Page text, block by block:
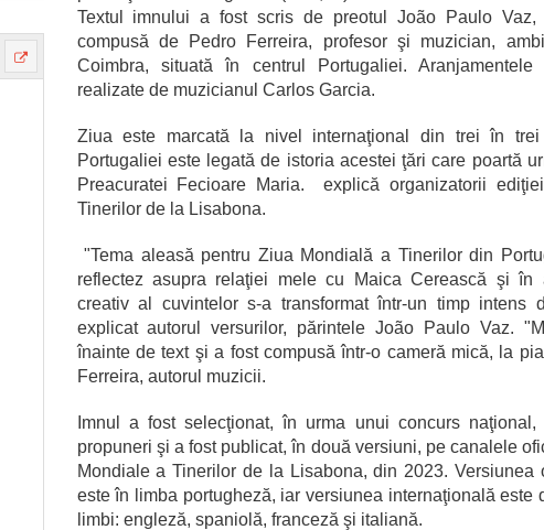
Textul imnului a fost scris de preotul João Paulo
compusă de Pedro Ferreira, profesor şi muzician,
Coimbra, situată în centrul Portugaliei.
realizate de muzicianul Carlos Garcia.
Ziua este marcată la nivel internaţional din trei în
Portugaliei este legată de istoria acestei ţări care poartă
Preacuratei Fecioare Maria. explică organizatorii
Tinerilor de la Lisabona.
"Tema aleasă pentru Ziua Mondială a Tinerilor din
reflectez asupra relaţiei mele cu Maica Cerească şi în
creativ al cuvintelor s-a transformat într-un timp intens
explicat autorul versurilor, părintele João Paulo Vaz.
înainte de text şi a fost compusă într-o cameră mică, la
Ferreira, autorul muzicii.
Imnul a fost selecţionat, în urma unui concurs
propuneri şi a fost publicat, în două versiuni, pe canalele
Mondiale a Tinerilor de la Lisabona, din 2023. Versiunea
este în limba portugheză, iar versiunea internaţională este
limbi: engleză, spaniolă, franceză şi italiană.